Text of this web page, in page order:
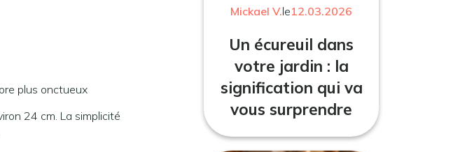
plus onctueux
24 cm. La simplicité
Mickael V.le12.03.2026
Un écureuil dans
votre jardin : la
signification qui va
vous surprendre